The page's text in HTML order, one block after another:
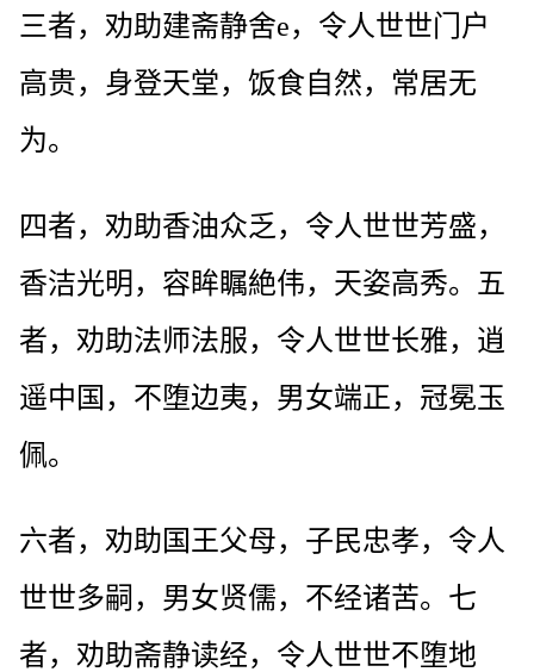
三者，劝助建斋静舍e，令人世世门户
高贵，身登天堂，饭食自然，常居无
为。
四者，劝助香油众乏，令人世世芳盛，
香洁光明，容眸瞩絶伟，天姿高秀。五
者，劝助法师法服，令人世世长雅，逍
遥中国，不堕边夷，男女端正，冠冕玉
佩。
六者，劝助国王父母，子民忠孝，令人
世世多嗣，男女贤儒，不经诸苦。七
者，劝助斋静读经，令人世世不堕地